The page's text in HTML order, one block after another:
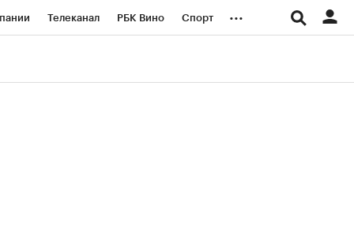
Телеканал РБК Вино Спорт ...